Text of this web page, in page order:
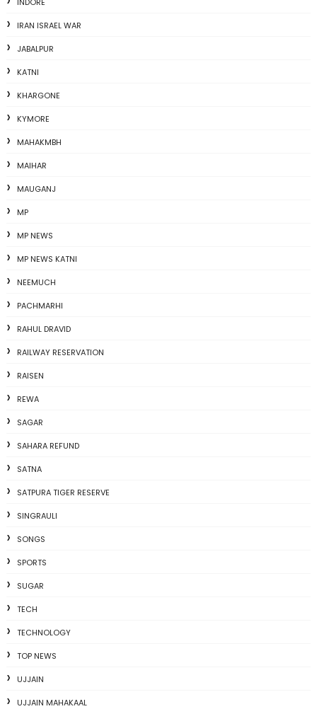
IRAN ISRAEL WAR
JABALPUR
KATNI
KHARGONE
KYMORE
MAHAKMBH
MAIHAR
MAUGANJ
MP
MP NEWS
MP NEWS KATNI
NEEMUCH
PACHMARHI
RAHUL DRAVID
RAILWAY RESERVATION
RAISEN
REWA
SAGAR
SAHARA REFUND
SATNA
SATPURA TIGER RESERVE
SINGRAULI
SONGS
SPORTS
SUGAR
TECH
TECHNOLOGY
TOP NEWS
UJJAIN
UJJAIN MAHAKAAL